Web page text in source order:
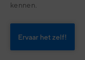
kennen.
Ervaar het zelf!